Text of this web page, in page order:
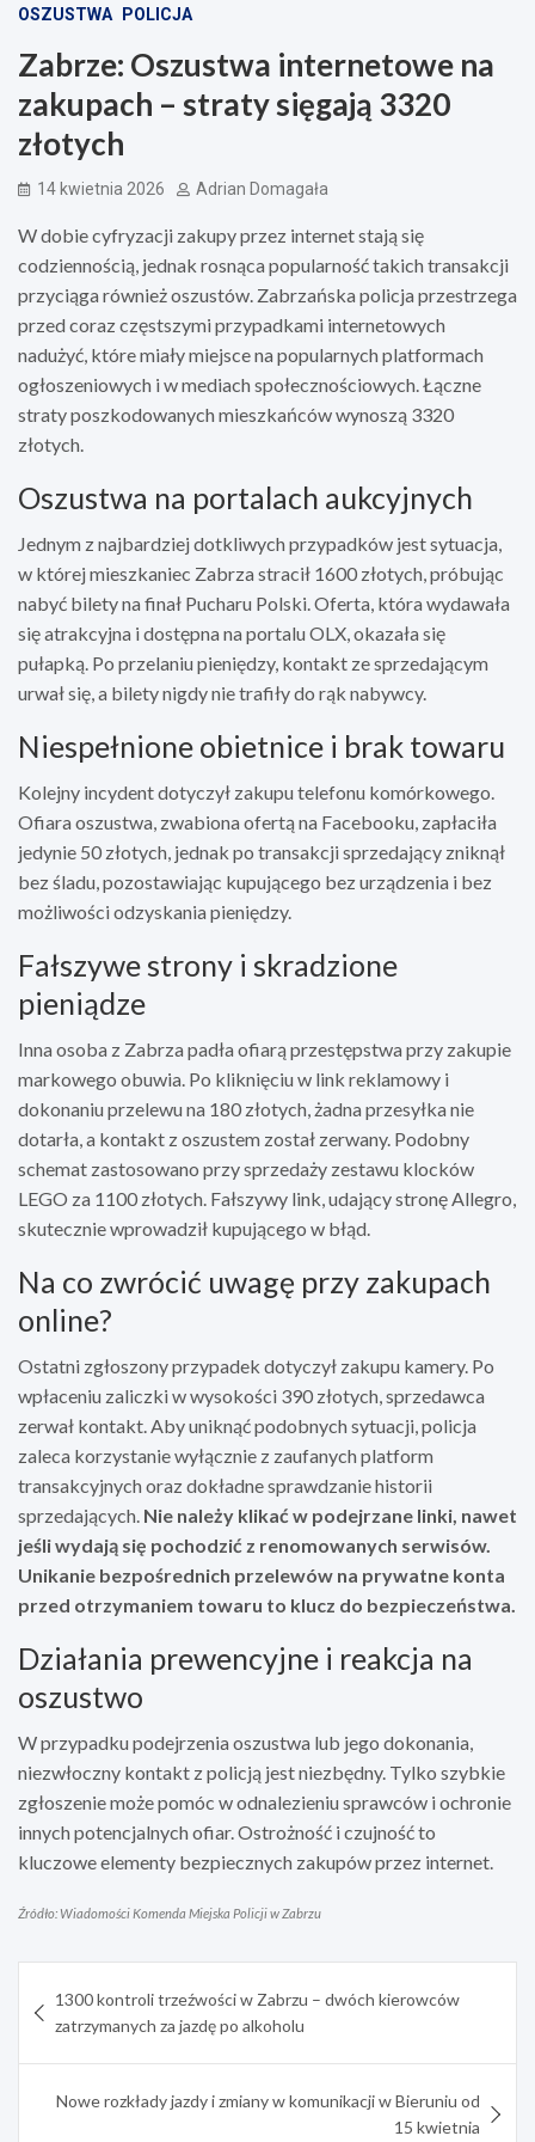
OSZUSTWA POLICJA
Zabrze: Oszustwa internetowe na
zakupach – straty sięgają 3320
złotych
14 kwietnia 2026 Adrian Domagała
W dobie cyfryzacji zakupy przez internet stają się
codziennością, jednak rosnąca popularność takich transakcji
przyciąga również oszustów. Zabrzańska policja przestrzega
przed coraz częstszymi przypadkami internetowych
nadużyć, które miały miejsce na popularnych platformach
ogłoszeniowych i w mediach społecznościowych. Łączne
straty poszkodowanych mieszkańców wynoszą 3320
złotych.
Oszustwa na portalach aukcyjnych
Jednym z najbardziej dotkliwych przypadków jest sytuacja,
w której mieszkaniec Zabrza stracił 1600 złotych, próbując
nabyć bilety na finał Pucharu Polski. Oferta, która wydawała
się atrakcyjna i dostępna na portalu OLX, okazała się
pułapką. Po przelaniu pieniędzy, kontakt ze sprzedającym
urwał się, a bilety nigdy nie trafiły do rąk nabywcy.
Niespełnione obietnice i brak towaru
Kolejny incydent dotyczył zakupu telefonu komórkowego.
Ofiara oszustwa, zwabiona ofertą na Facebooku, zapłaciła
jedynie 50 złotych, jednak po transakcji sprzedający zniknął
bez śladu, pozostawiając kupującego bez urządzenia i bez
możliwości odzyskania pieniędzy.
Fałszywe strony i skradzione
pieniądze
Inna osoba z Zabrza padła ofiarą przestępstwa przy zakupie
markowego obuwia. Po kliknięciu w link reklamowy i
dokonaniu przelewu na 180 złotych, żadna przesyłka nie
dotarła, a kontakt z oszustem został zerwany. Podobny
schemat zastosowano przy sprzedaży zestawu klocków
LEGO za 1100 złotych. Fałszywy link, udający stronę Allegro,
skutecznie wprowadził kupującego w błąd.
Na co zwrócić uwagę przy zakupach
online?
Ostatni zgłoszony przypadek dotyczył zakupu kamery. Po
wpłaceniu zaliczki w wysokości 390 złotych, sprzedawca
zerwał kontakt. Aby uniknąć podobnych sytuacji, policja
zaleca korzystanie wyłącznie z zaufanych platform
transakcyjnych oraz dokładne sprawdzanie historii
sprzedających. Nie należy klikać w podejrzane linki, nawet
jeśli wydają się pochodzić z renomowanych serwisów.
Unikanie bezpośrednich przelewów na prywatne konta
przed otrzymaniem towaru to klucz do bezpieczeństwa.
Działania prewencyjne i reakcja na
oszustwo
W przypadku podejrzenia oszustwa lub jego dokonania,
niezwłoczny kontakt z policją jest niezbędny. Tylko szybkie
zgłoszenie może pomóc w odnalezieniu sprawców i ochronie
innych potencjalnych ofiar. Ostrożność i czujność to
kluczowe elementy bezpiecznych zakupów przez internet.
Źródło: Wiadomości Komenda Miejska Policji w Zabrzu
wpisu
1300 kontroli trzeźwości w Zabrzu – dwóch kierowców
zatrzymanych za jazdę po alkoholu
Nowe rozkłady jazdy i zmiany w komunikacji w Bieruniu od
15 kwietnia